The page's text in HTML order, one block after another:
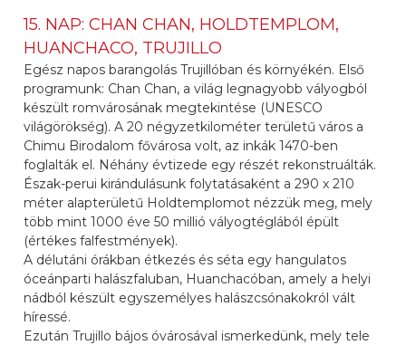
15. NAP: CHAN CHAN, HOLDTEMPLOM,
HUANCHACO, TRUJILLO
Egész napos barangolás Trujillóban és környékén. Első
programunk: Chan Chan, a világ legnagyobb vályogból
készült romvárosának megtekintése (UNESCO
világörökség). A 20 négyzetkilométer területű város a
Chimu Birodalom fővárosa volt, az inkák 1470-ben
foglalták el. Néhány évtizede egy részét rekonstruálták.
Észak-perui kirándulásunk folytatásaként a 290 x 210
méter alapterületű Holdtemplomot nézzük meg, mely
több mint 1000 éve 50 millió vályogtéglából épült
(értékes falfestmények).
A délutáni órákban étkezés és séta egy hangulatos
óceánparti halászfaluban, Huanchacóban, amely a helyi
nádból készült egyszemélyes halászcsónakokról vált
híressé.
Ezután Trujillo bájos óvárosával ismerkedünk, mely tele